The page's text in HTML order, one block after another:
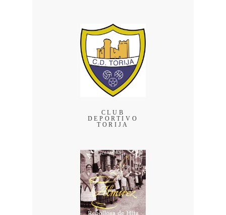
CLUB
DEPORTIVO
TORIJA